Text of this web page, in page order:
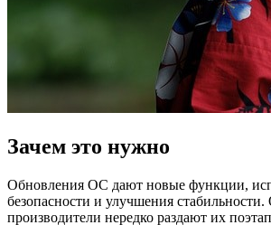
Зачем это нужно
Обновления ОС дают новые функции,
безопасности и улучшения
производители нередко раздают их